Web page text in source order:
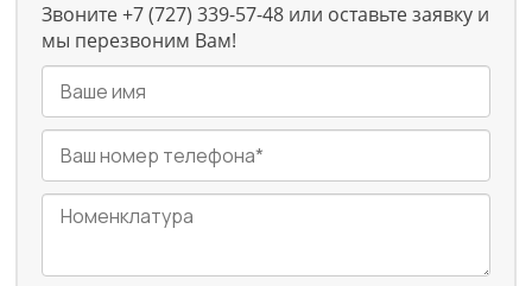
Звоните +7 (727) 339-57-48 или оставьте заявку и
мы перезвоним Вам!